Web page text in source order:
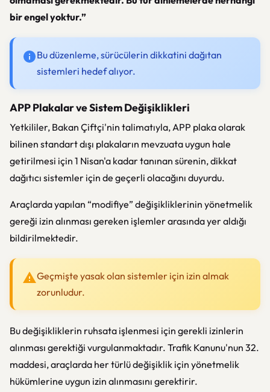
bir engel yoktur.”
Bu düzenleme, sürücülerin dikkatini dağıtan
sistemleri hedef alıyor.
APP Plakalar ve Sistem Değişiklikleri
Yetkililer, Bakan Çiftçi'nin talimatıyla, APP plaka olarak
bilinen standart dışı plakaların mevzuata uygun hale
getirilmesi için 1 Nisan'a kadar tanınan sürenin, dikkat
dağıtıcı sistemler için de geçerli olacağını duyurdu.
Araçlarda yapılan “modifiye” değişikliklerinin yönetmelik
gereği izin alınması gereken işlemler arasında yer aldığı
bildirilmektedir.
Geçmişte yasak olan sistemler için izin almak
zorunludur.
Bu değişikliklerin ruhsata işlenmesi için gerekli izinlerin
alınması gerektiği vurgulanmaktadır. Trafik Kanunu'nun 32.
maddesi, araçlarda her türlü değişiklik için yönetmelik
hükümlerine uygun izin alınmasını gerektirir.